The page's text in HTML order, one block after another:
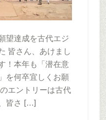
望達成を古代エジ
皆さん、あけまし
！本年も「潜在意
を何卒宜しくお願
エントリーは古代
皆さ […]